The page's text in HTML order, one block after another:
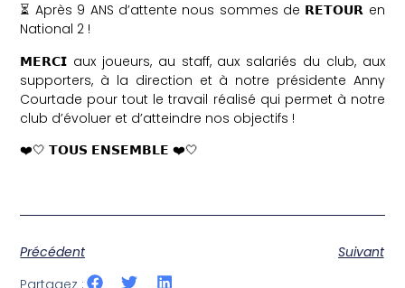
⏳ Après 9 ANS d’attente nous sommes de 𝗥𝗘𝗧𝗢𝗨𝗥 en
National 2 !
𝗠𝗘𝗥𝗖𝗜 aux joueurs, au staff, aux salariés du club, aux
supporters, à la direction et à notre présidente Anny
Courtade pour tout le travail réalisé qui permet à notre
club d’évoluer et d’atteindre nos objectifs !
❤️🤍 𝗧𝗢𝗨𝗦 𝗘𝗡𝗦𝗘𝗠𝗕𝗟𝗘 ❤️🤍
Précédent
Suivant